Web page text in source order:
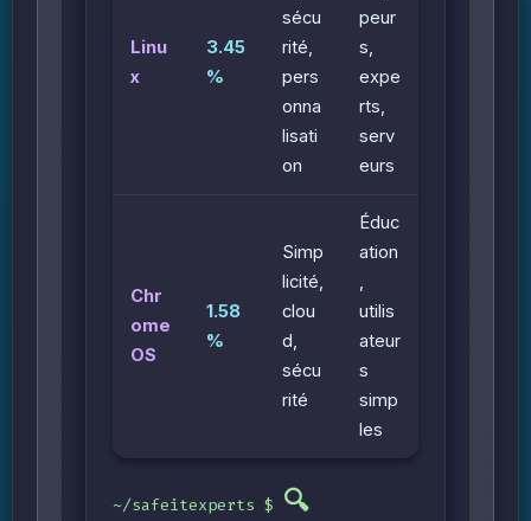
Linu
x
3.45
%
sécu
rité,
pers
onna
lisati
on
peur
s,
expe
rts,
serv
eurs
Chr
ome
OS
1.58
%
Simp
licité,
clou
d,
sécu
rité
Éduc
ation
,
utilis
ateur
s
simp
les
🔍